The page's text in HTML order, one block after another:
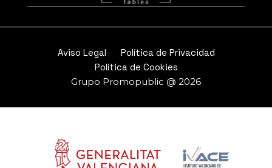
Aviso Legal
Política de Privacidad
Política de Cookies
Grupo Promopublic @ 2026